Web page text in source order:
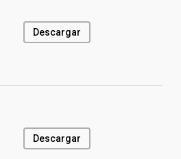
Descargar
Descargar